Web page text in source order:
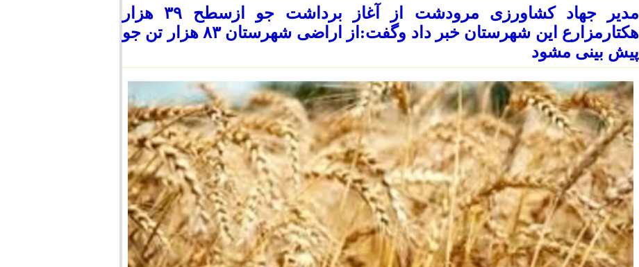
مدیر جهاد کشاورزی مرودشت از آغاز برداشت جو ازسطح ۳۹ هزار
هکتارمزارع این شهرستان خبر داد وگفت:از اراضی شهرستان ۸۳ هزار تن جو
پیش بینی مشود